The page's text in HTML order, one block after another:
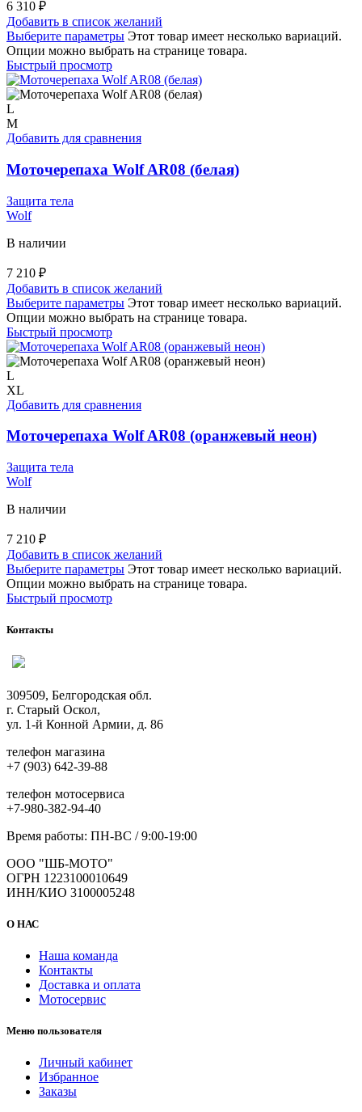
6 310 ₽
Добавить в список желаний
Выберите параметры Этот товар имеет несколько вариаций.
Опции можно выбрать на странице товара.
Быстрый просмотр
L
M
Добавить для сравнения
Моточерепаха Wolf AR08 (белая)
Защита тела
Wolf
В наличии
7 210 ₽
Добавить в список желаний
Выберите параметры Этот товар имеет несколько вариаций.
Опции можно выбрать на странице товара.
Быстрый просмотр
L
XL
Добавить для сравнения
Моточерепаха Wolf AR08 (оранжевый неон)
Защита тела
Wolf
В наличии
7 210 ₽
Добавить в список желаний
Выберите параметры Этот товар имеет несколько вариаций.
Опции можно выбрать на странице товара.
Быстрый просмотр
Контакты
309509, Белгородская обл.
г. Старый Оскол,
ул. 1-й Конной Армии, д. 86
телефон магазина
+7 (903) 642-39-88
телефон мотосервиса
+7-980-382-94-40
Время работы: ПН-ВС / 9:00-19:00
ООО "ШБ-МОТО"
ОГРН 1223100010649
ИНН/КИО 3100005248
О НАС
Наша команда
Контакты
Доставка и оплата
Мотосервис
Меню пользователя
Личный кабинет
Избранное
Заказы